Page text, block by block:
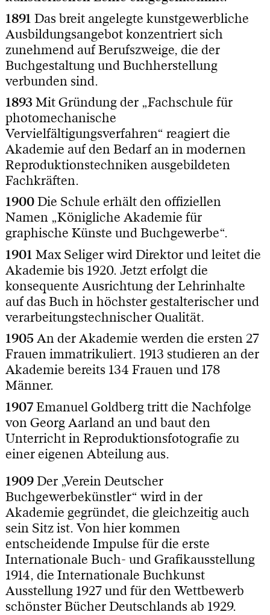
1891 Das breit angelegte kunstgewerbliche
Ausbildungsangebot konzentriert sich
zunehmend auf Berufszweige, die der
Buchgestaltung und Buchherstellung
verbunden sind.
1893Mit Gründung der „Fachschule für
photomechanische
Vervielfältigungsverfahren“ reagiert die
Akademie auf den Bedarf an in modernen
Reproduktionstechniken ausgebildeten
Fachkräften.
1900Die Schule erhält den offiziellen
Namen „Königliche Akademie für
graphische Künste und Buchgewerbe“.
1901 Max Seliger wird Direktor und leitet die
Akademie bis 1920. Jetzt erfolgt die
konsequente Ausrichtung der Lehrinhalte
auf das Buch in höchster gestalterischer und
verarbeitungstechnischer Qualität.
1905An der Akademie werden die ersten 27
Frauen immatrikuliert. 1913 studieren an der
Akademie bereits 134 Frauen und 178
Männer.
1907Emanuel Goldberg tritt die Nachfolge
von Georg Aarland an und baut den
Unterricht in Reproduktionsfotografie zu
einer eigenen Abteilung aus.
1909Der „Verein Deutscher
Buchgewerbekünstler“ wird in der
Akademie gegründet, die gleichzeitig auch
sein Sitz ist. Von hier kommen
entscheidende Impulse für die erste
Internationale Buch- und Grafikausstellung
1914, die Internationale Buchkunst
Ausstellung 1927 und für den Wettbewerb
schönster Bücher Deutschlands ab 1929.